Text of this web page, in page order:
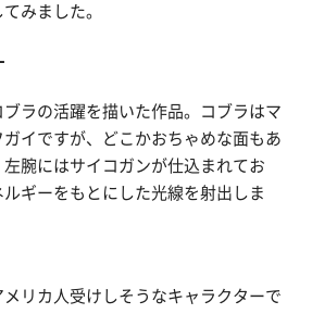
みました。
ラの活躍を描いた作品。コブラはマ
イですが、どこかおちゃめな面もあ
腕にはサイコガンが仕込まれてお
ギーをもとにした光線を射出しま
リカ人受けしそうなキャラクターで